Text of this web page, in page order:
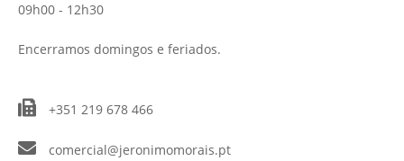
09h00 - 12h30
Encerramos domingos e feriados.
+351 219 678 466
comercial@jeronimomorais.pt